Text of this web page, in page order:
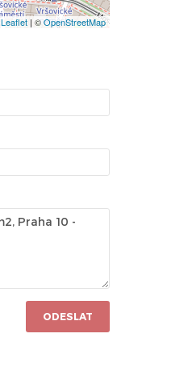
Leaflet | ©OpenStreetMap
ODESLAT